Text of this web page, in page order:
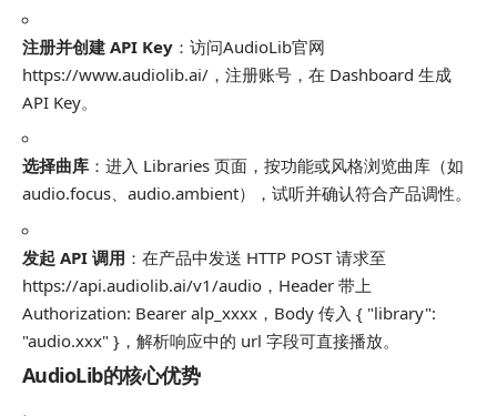
注册并创建 API Key ：访问AudioLib官网
https://www.audiolib.ai/，注册账号，在 Dashboard 生成
API Key。
选择曲库 ：进入 Libraries 页面，按功能或风格浏览曲库（如
audio.focus、 audio.ambient），试听并确认符合产品调性。
发起 API 调用 ：在产品中发送 HTTP POST 请求至
https://api.audiolib.ai/v1/audio ，Header 带上
Authorization: Bearer alp_xxxx ，Body 传入 { "library":
"audio.xxx" } ，解析响应中的 url 字段可直接播放。
AudioLib的核心优势